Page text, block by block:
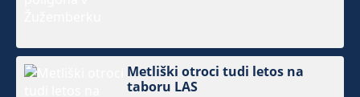
Metliški otroci tudi letos na
taboru LAS